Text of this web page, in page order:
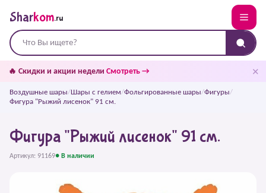
Sharkom.ru
🔥 Скидки и акции недели Смотреть → ✕
Воздушные шары/Шары с гелием/Фольгированные шары/Фигуры/
Фигура "Рыжий лисенок" 91 см.
Фигура "Рыжий лисенок" 91 см.
Артикул: 91169● В наличии